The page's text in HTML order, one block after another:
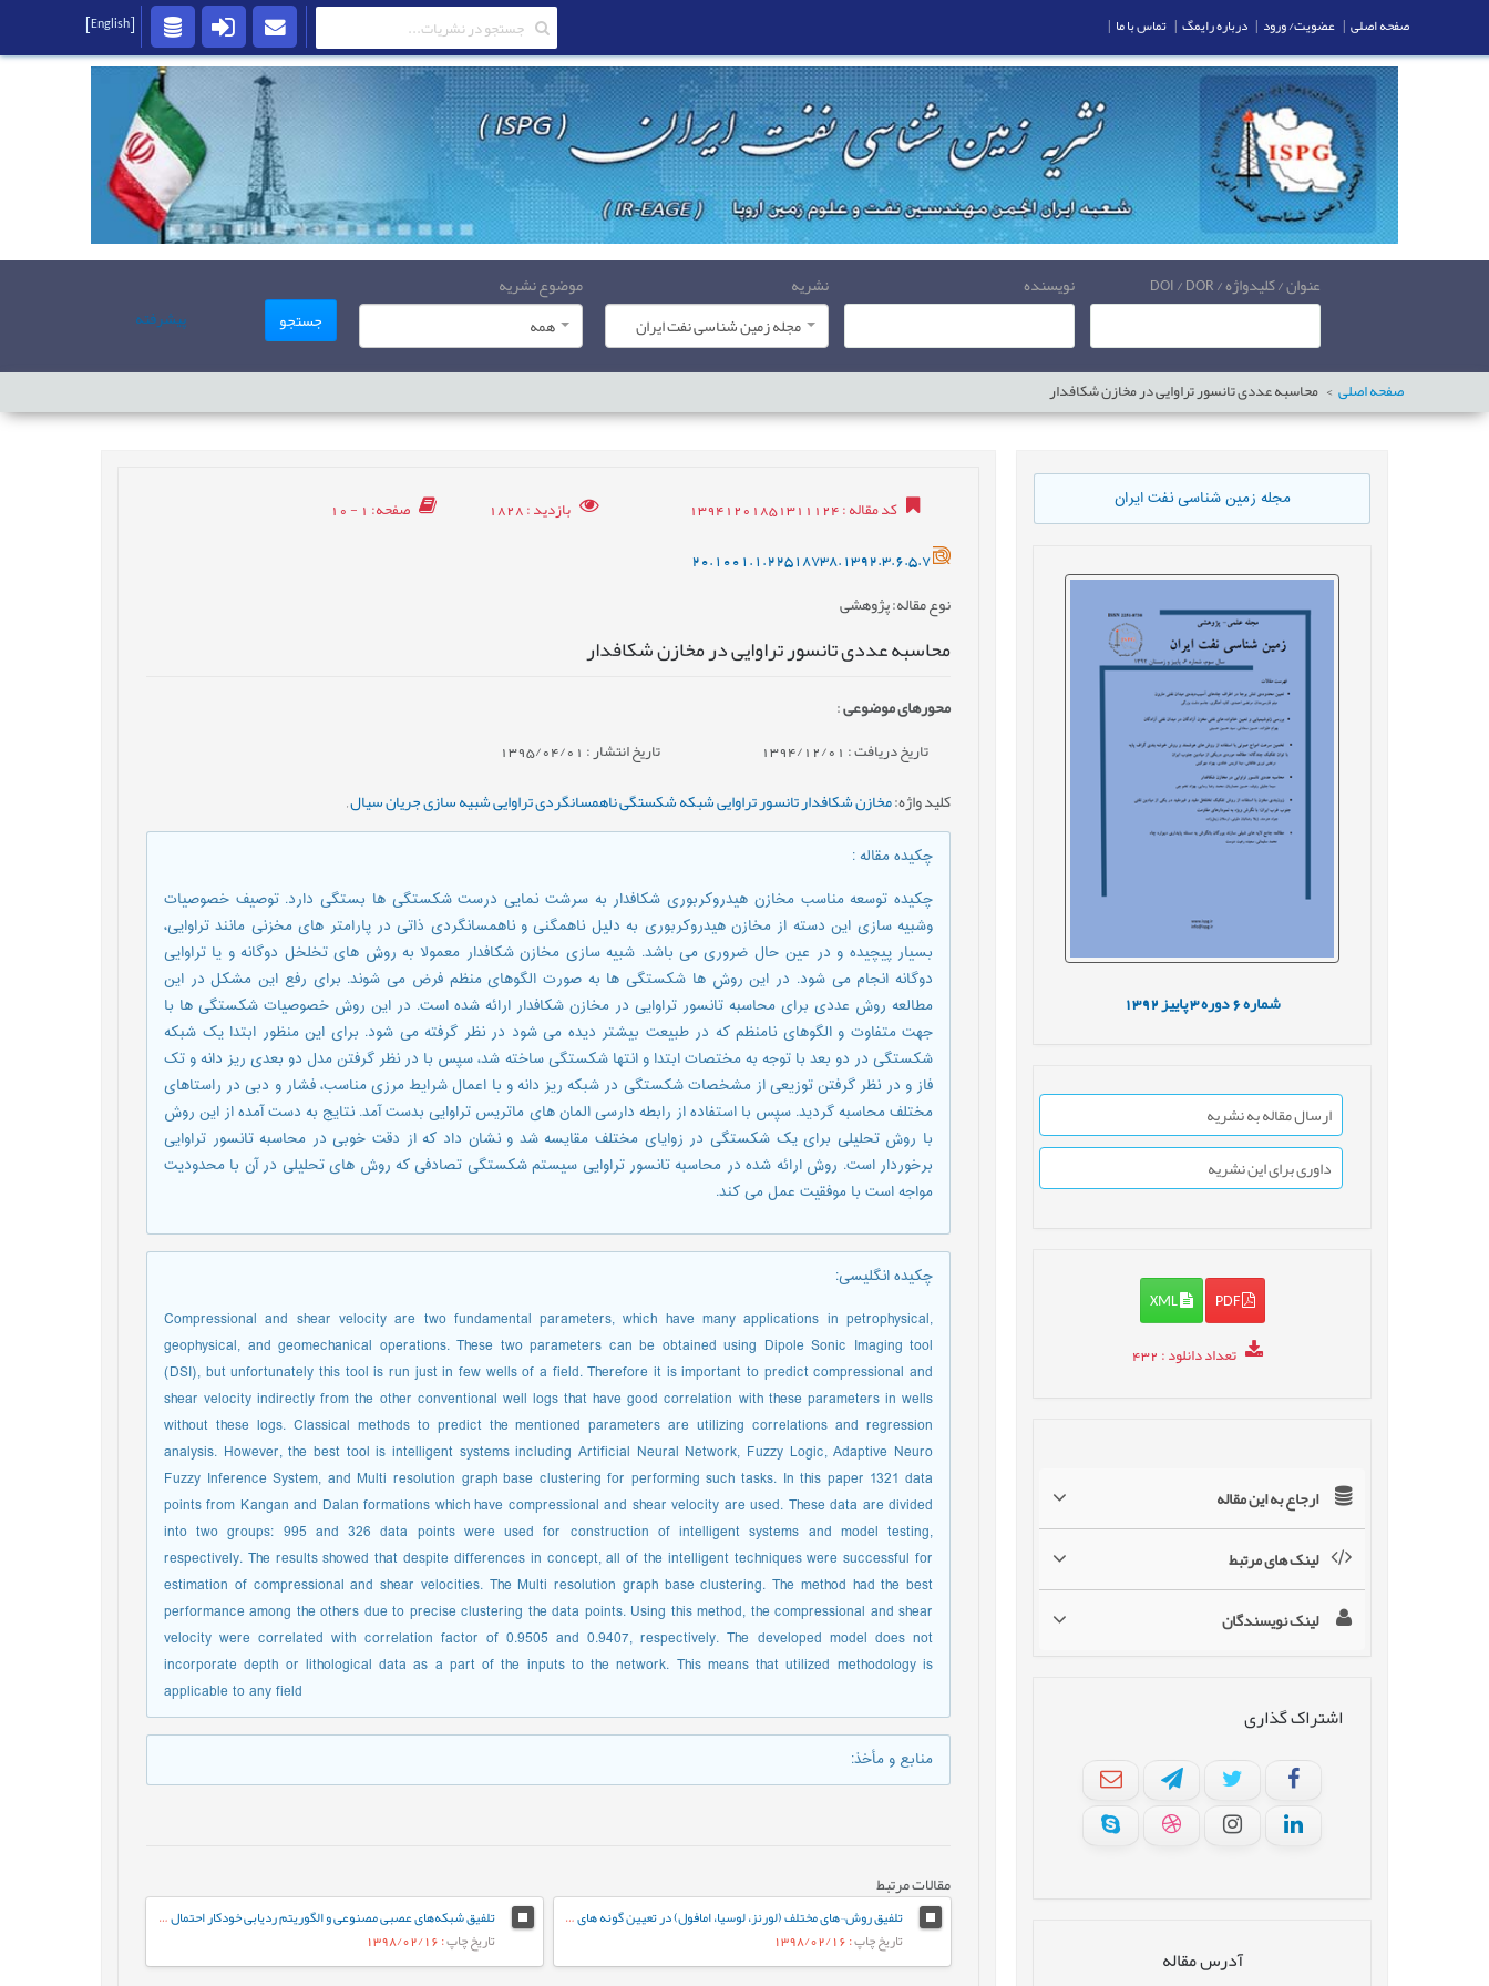
عنوان / کلیدواژه / DOI / DOR نویسنده
نشریه
مجله زمین شناسی نفت ایران
موضوع نشریه
همه
جستجو پیشرفته
صفحه اصلی محاسبه عددی تانسور تراوایی در مخازن شکافدار
مجله زمین شناسی نفت ایران
شماره دوره3 پاییز1392
ارسال مقاله به نشریه
داوری برای این نشریه
PDF
XML
تعداد دانلود: 432
ارجاع به این مقاله
لینک های مرتبط
لینک نویسندگان
اشتراک گذاری
آدرس مقاله
کد مقاله: 13941201851311124 بازدید: 1828 صفحه: 1 - 10
20.1001.1.22518738.1392.3.6.5.7
نوع مقاله: پژوهشی
محاسبه عددی تانسور تراوایی در مخازن شکافدار
محورهای موضوعی:
تاریخ دریافت : 1394/12/01 تاریخ انتشار : 1395/04/01
کلید واژه:مخازن شکافدار تانسور تراوایی شبکه شکستگی ناهمسانگردی تراوایی شبیه سازی جریان سیال,
چکیده مقاله:
چکیده توسعه مناسب مخازن هیدروکربوری شکافدار به سرشت نمایی درست شکستگی ها بستگی دارد. توصیف خصوصیات
وشبیه سازی این دسته از مخازن هیدروکربوری به دلیل ناهمگنی و ناهمسانگردی ذاتی در پارامتر های مخزنی مانند تراوایی،
بسیار پیچیده و در عین حال ضروری می باشد. شبیه سازی مخازن شکافدار معمولا به روش های تخلخل دوگانه و یا تراوایی
دوگانه انجام می شود. در این روش ها شکستگی ها به صورت الگوهای منظم فرض می شوند. برای رفع این مشکل در این
مطالعه روش عددی برای محاسبه تانسور تراوایی در مخازن شکافدار ارائه شده است. در این روش خصوصیات شکستگی ها با
جهت متفاوت و الگوهای نامنظم که در طبیعت بیشتر دیده می شود در نظر گرفته می شود. برای این منظور ابتدا یک شبکه
شکستگی در دو بعد با توجه به مختصات ابتدا و انتها شکستگی ساخته شد، سپس با در نظر گرفتن مدل دو بعدی ریز دانه و تک
فاز و در نظر گرفتن توزیعی از مشخصات شکستگی در شبکه ریز دانه و با اعمال شرایط مرزی مناسب، فشار و دبی در راستاهای
مختلف محاسبه گردید. سپس با استفاده از رابطه دارسی المان های ماتریس تراوایی بدست آمد. نتایج به دست آمده از این روش
با روش تحلیلی برای یک شکستگی در زوایای مختلف مقایسه شد و نشان داد که از دقت خوبی در محاسبه تانسور تراوایی
برخوردار است. روش ارائه شده در محاسبه تانسور تراوایی سیستم شکستگی تصادفی که روش های تحلیلی در آن با محدودیت
مواجه است با موفقیت عمل می کند.
چکیده انگلیسی:
Compressional and shear velocity are two fundamental parameters, which have many applications in petrophysical,
geophysical, and geomechanical operations. These two parameters can be obtained using Dipole Sonic Imaging tool
(DSI), but unfortunately this tool is run just in few wells of a field. Therefore it is important to predict compressional and
shear velocity indirectly from the other conventional well logs that have good correlation with these parameters in wells
without these logs. Classical methods to predict the mentioned parameters are utilizing correlations and regression
analysis. However, the best tool is intelligent systems including Artificial Neural Network, Fuzzy Logic, Adaptive Neuro
Fuzzy Inference System, and Multi resolution graph base clustering for performing such tasks. In this paper 1321 data
points from Kangan and Dalan formations which have compressional and shear velocity are used. These data are divided
into two groups: 995 and 326 data points were used for construction of intelligent systems and model testing,
respectively. The results showed that despite differences in concept, all of the intelligent techniques were successful for
estimation of compressional and shear velocities. The Multi resolution graph base clustering. The method had the best
performance among the others due to precise clustering the data points. Using this method, the compressional and shear
velocity were correlated with correlation factor of 0.9505 and 0.9407, respectively. The developed model does not
incorporate depth or lithological data as a part of the inputs to the network. This means that utilized methodology is
applicable to any field
منابع و مأخذ:
مقالات مرتبط
تلفیق روش¬های مختلف (لورنز، لوسیا، امافول) در تعیین گونه های سنگی و واحدهای جریانی در سازند رازک با سن میوسن پایینی در میدان گازی سرخون، حوضه رسوبی زاگرس، جنوب شرقی ایران
تاریخ چاپ: 1398/02/16
تلفیق شبکه‌های عصبی مصنوعی و الگوریتم ردیابی خودکار احتمال گسل نازک شده، جهت شناسایی، تفسیر و استخراج گسل‌ها
تاریخ چاپ: 1398/02/16
صفحه اصلی | عضویت/ ورود | درباره رایمگ | تماس با ما |
[English]